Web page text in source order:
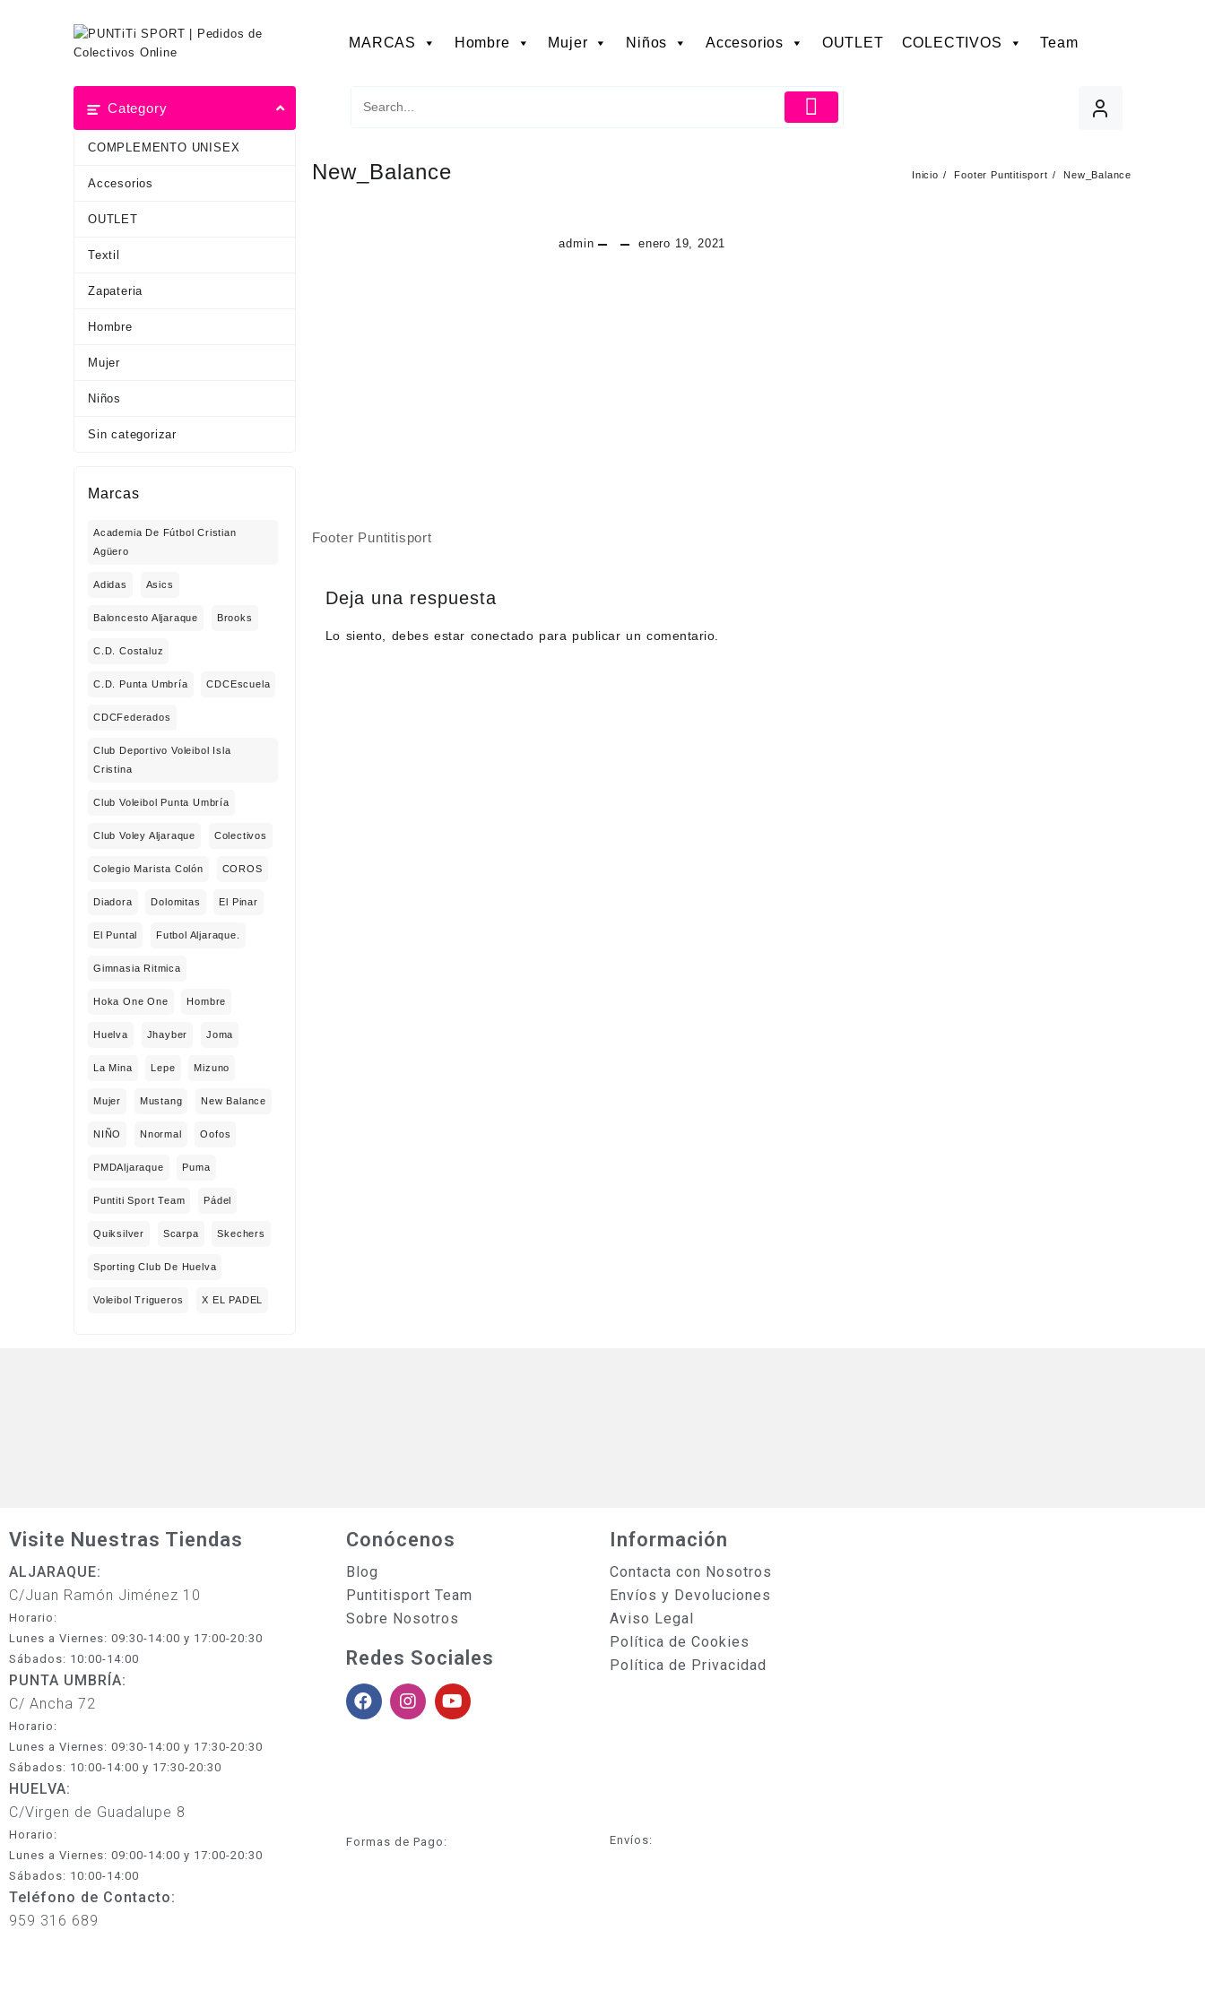
MARCAS Hombre Mujer Niños Accesorios OUTLET COLECTIVOS Team
Category
COMPLEMENTO UNISEX
Accesorios
OUTLET
Textil
Zapateria
Hombre
Mujer
Niños
Sin categorizar
New_Balance Inicio Footer Puntitisport New_Balance
admin enero 19, 2021
Footer Puntitisport
Deja una respuesta
Lo siento, debes estar conectado para publicar un comentario.
Marcas
Academia De Fútbol Cristian
Agüero
Adidas Asics
Baloncesto Aljaraque Brooks
C.D. Costaluz
C.D. Punta Umbría CDCEscuela
CDCFederados
Club Deportivo Voleibol Isla
Cristina
Club Voleibol Punta Umbría
Club Voley Aljaraque Colectivos
Colegio Marista Colón COROS
Diadora Dolomitas El Pinar
El Puntal Futbol Aljaraque.
Gimnasia Ritmica
Hoka One One Hombre
Huelva Jhayber Joma
La Mina Lepe Mizuno
Mujer Mustang New Balance
NIÑO Nnormal Oofos
PMDAljaraque Puma
Puntiti Sport Team Pádel
Quiksilver Scarpa Skechers
Sporting Club De Huelva
Voleibol Trigueros X EL PADEL
Visite Nuestras Tiendas
ALJARAQUE:
C/Juan Ramón Jiménez 10
Horario:
Lunes a Viernes: 09:30-14:00 y 17:00-20:30
Sábados: 10:00-14:00
PUNTA UMBRÍA:
C/ Ancha 72
Horario:
Lunes a Viernes: 09:30-14:00 y 17:30-20:30
Sábados: 10:00-14:00 y 17:30-20:30
HUELVA:
C/Virgen de Guadalupe 8
Horario:
Lunes a Viernes: 09:00-14:00 y 17:00-20:30
Sábados: 10:00-14:00
Teléfono de Contacto:
959 316 689
Conócenos
Blog
Puntitisport Team
Sobre Nosotros
Redes Sociales
Formas de Pago:
Información
Contacta con Nosotros
Envíos y Devoluciones
Aviso Legal
Política de Cookies
Política de Privacidad
Envíos: